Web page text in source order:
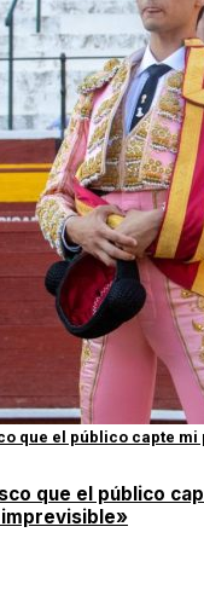
que el público